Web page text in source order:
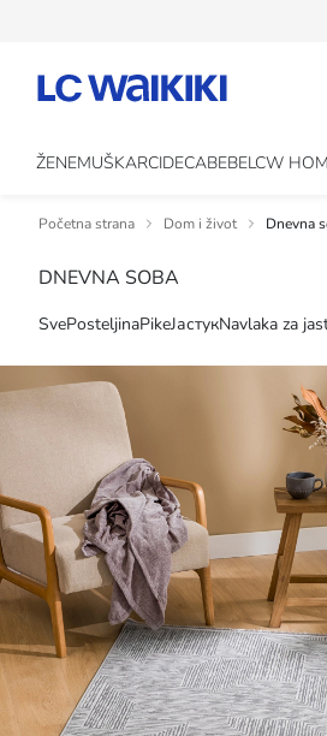
ŽENEMUŠKARCIDECABEBELCW
Početna strana Dom i život Dnevna
DNEVNA SOBA
SvePosteljinaPikeЈастукNavlaka za